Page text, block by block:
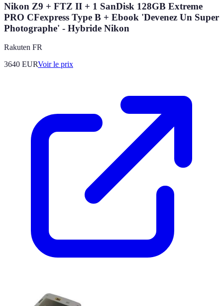
Nikon Z9 + FTZ II + 1 SanDisk 128GB Extreme
PRO CFexpress Type B + Ebook 'Devenez Un Super
Photographe' - Hybride Nikon
Rakuten FR
3640 EURVoir le prix